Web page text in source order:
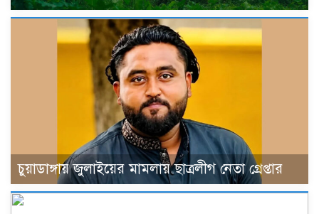
চুয়াডাঙ্গায় জুলাইয়ের মামলায় ছাত্রলীগ নেতা গ্রেপ্তার